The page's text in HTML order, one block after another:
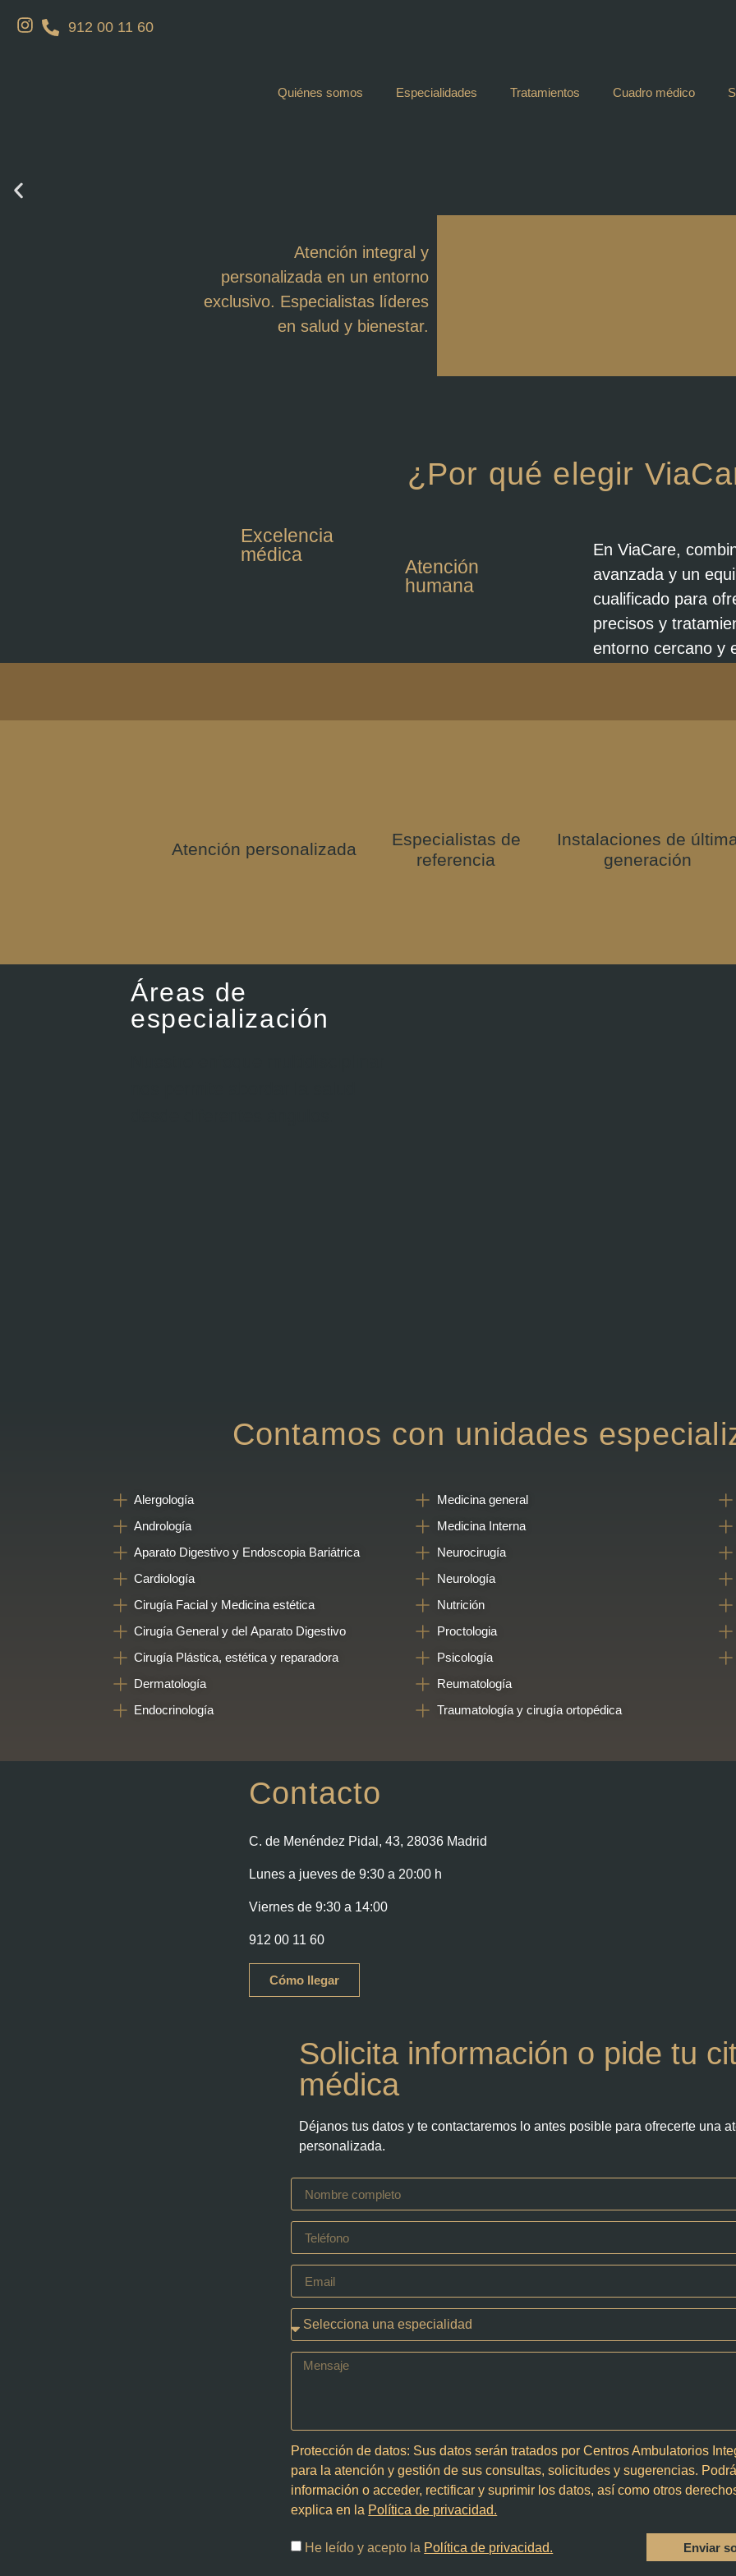
912 00 11 60
Quiénes somos Especialidades Tratamientos Cuadro médico
Atención integral y
personalizada en un entorno
exclusivo. Especialistas líderes
en salud y bienestar.
¿Por qué elegir
Excelencia
médica
Atención
humana
En ViaCare,
avanzada y un
cualificado para
precisos y
entorno cercano y
Atención personalizada
Especialistas de
referencia
Instalaciones de última
generación
Áreas de
especialización
Contamos con unidades
Alergología
Andrología
Aparato Digestivo y Endoscopia Bariátrica
Cardiología
Cirugía Facial y Medicina estética
Cirugía General y del Aparato Digestivo
Cirugía Plástica, estética y reparadora
Dermatología
Endocrinología
Medicina general
Medicina Interna
Neurocirugía
Neurología
Nutrición
Proctologia
Psicología
Reumatología
Traumatología y cirugía ortopédica
Contacto
C. de Menéndez Pidal, 43, 28036 Madrid
Lunes a jueves de 9:30 a 20:00 h
Viernes de 9:30 a 14:00
912 00 11 60
Cómo llegar
Solicita información o pide tu
médica
Déjanos tus datos y te contactaremos lo antes posible para ofrecerte una
personalizada.
Protección de datos: Sus datos serán tratados por Centros Ambulatorios
para la atención y gestión de sus consultas, solicitudes y sugerencias.
información o acceder, rectificar y suprimir los datos, así como otros
explica en la Política de privacidad.
He leído y acepto la Política de privacidad. Enviar